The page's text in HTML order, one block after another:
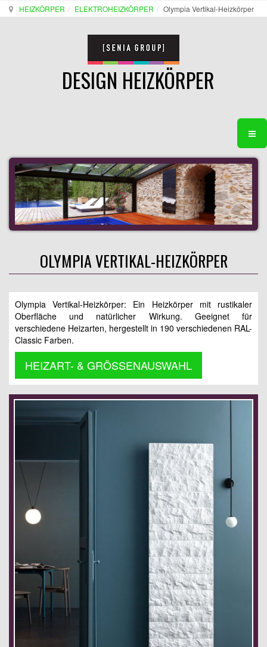
HEIZKÖRPER ELEKTROHEIZKÖRPER Olympia Vertikal-Heizkörper
DESIGN HEIZKÖRPER
OLYMPIA VERTIKAL-HEIZKÖRPER
Olympia Vertikal-Heizkörper: Ein Heizkörper mit rustikaler
Oberfläche und natürlicher Wirkung. Geeignet für
verschiedene Heizarten, hergestellt in 190 verschiedenen RAL-
Classic Farben.
HEIZART- & GRÖSSENAUSWAHL